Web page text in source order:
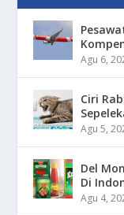
Agu 6,
Ciri
Agu 5,
Del
Di
Agu 4,